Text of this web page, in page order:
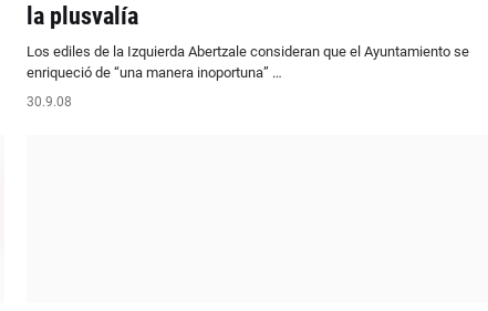
la plusvalía
Los ediles de la Izquierda Abertzale consideran que el Ayuntamiento se
enriqueció de “una manera inoportuna” …
30.9.08